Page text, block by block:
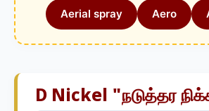
Aerial spray Aero
D Nickel "நடுத்தர